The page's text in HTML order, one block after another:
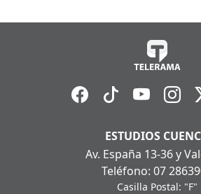
ESTUDIOS
Av. España 13-36 y
Teléfono: 07
Casilla Postal: "F"